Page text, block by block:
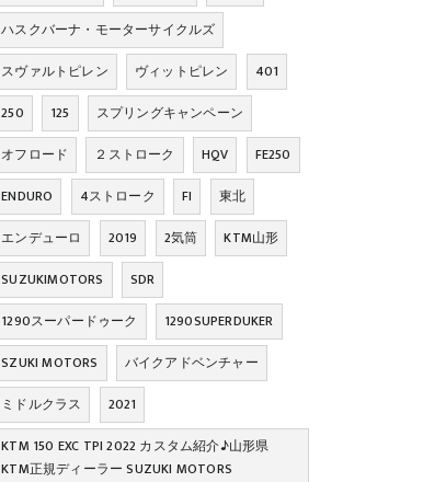
ハスクバーナ・モーターサイクルズ
スヴァルトピレン
ヴィットピレン
401
250
125
スプリングキャンペーン
オフロード
２ストローク HQV
FE250
ENDURO
4ストローク FI
東北
エンデューロ
2019 2気筒
KTM山形
SUZUKIMOTORS
SDR
1290スーパードゥーク
1290SUPERDUKER
SZUKI MOTORS
バイクアドベンチャー
ミドルクラス
2021
KTM 150 EXC TPI 2022 カスタム紹介♪山形県
KTM正規ディーラー SUZUKI MOTORS